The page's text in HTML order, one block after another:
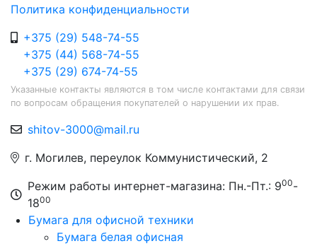
Политика конфиденциальности
+375 (29) 548-74-55
+375 (44) 568-74-55
+375 (29) 674-74-55
Указанные контакты являются в том числе контактами для связи
по вопросам обращения покупателей о нарушении их прав.
shitov-3000@mail.ru
г. Могилев, переулок Коммунистический, 2
Режим работы интернет-магазина: Пн.-Пт.: 900-
1800
Бумага для офисной техники
Бумага белая офисная